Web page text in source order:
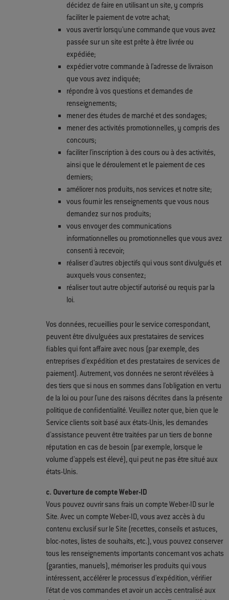
décidez de faire en utilisant un site, y compris
faciliter le paiement de votre achat;
vous avertir lorsqu'une commande que vous avez
passée sur un site est prête à être livrée ou
expédiée;
expédier votre commande à l'adresse de livraison
que vous avez indiquée;
répondre à vos questions et demandes de
renseignements;
mener des études de marché et des sondages;
mener des activités promotionnelles, y compris des
concours;
faciliter l'inscription à des cours ou à des activités,
ainsi que le déroulement et le paiement de ces
derniers;
améliorer nos produits, nos services et notre site;
vous fournir les renseignements que vous nous
demandez sur nos produits;
vous envoyer des communications
informationnelles ou promotionnelles que vous avez
consenti à recevoir;
réaliser d'autres objectifs qui vous sont divulgués et
auxquels vous consentez;
réaliser tout autre objectif autorisé ou requis par la
loi.
Vos données, recueillies pour le service correspondant,
peuvent être divulguées aux prestataires de services
fiables qui font affaire avec nous (par exemple, des
entreprises d'expédition et des prestataires de services de
paiement). Autrement, vos données ne seront révélées à
des tiers que si nous en sommes dans l'obligation en vertu
de la loi ou pour l'une des raisons décrites dans la présente
politique de confidentialité. Veuillez noter que, bien que le
Service clients soit basé aux états-Unis, les demandes
d'assistance peuvent être traitées par un tiers de bonne
réputation en cas de besoin (par exemple, lorsque le
volume d'appels est élevé), qui peut ne pas être situé aux
états-Unis.
c. Ouverture de compte Weber-ID
Vous pouvez ouvrir sans frais un compte Weber-ID sur le
Site. Avec un compte Weber-ID, vous avez accès à du
contenu exclusif sur le Site (recettes, conseils et astuces,
bloc-notes, listes de souhaits, etc.), vous pouvez conserver
tous les renseignements importants concernant vos achats
(garanties, manuels), mémoriser les produits qui vous
intéressent, accélérer le processus d'expédition, vérifier
l'état de vos commandes et avoir un accès centralisé aux